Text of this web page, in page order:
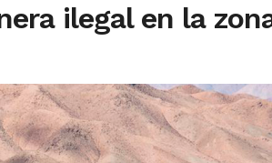
ilegal en la